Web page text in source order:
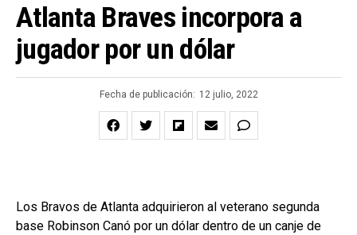
Atlanta Braves incorpora a
jugador por un dólar
Fecha de publicación: 12 julio, 2022
Los Bravos de Atlanta adquirieron al veterano segunda
base Robinson Canó por un dólar dentro de un canje de